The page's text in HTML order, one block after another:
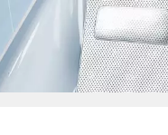
Komfort
€ UVP 21,99 €
Werktagen bei dir